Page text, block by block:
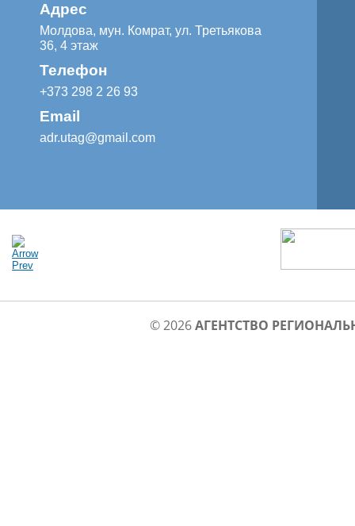
Адрес
Молдова, мун. Комрат, ул. Третьякова
36, 4 этаж
Телефон
+373 298 2 26 93
Email
adr.utag@gmail.com
© 2026АГЕНТСТВО